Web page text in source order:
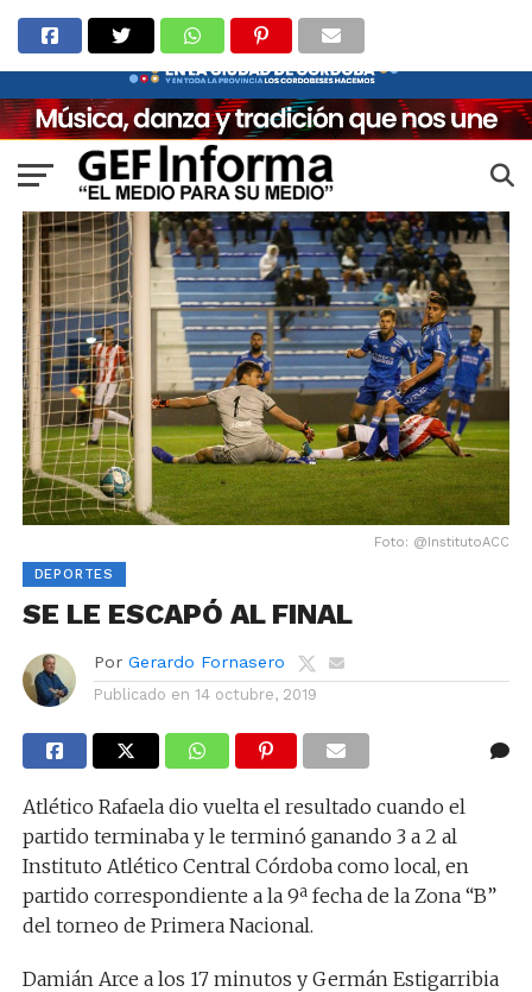
Foto: @InstitutoACC
DEPORTES
SE LE ESCAPÓ AL FINAL
Por Gerardo Fornasero
Publicado en 14 octubre, 2019
Atlético Rafaela dio vuelta el resultado cuando el
partido terminaba y le terminó ganando 3 a 2 al
Instituto Atlético Central Córdoba como local, en
partido correspondiente a la 9ª fecha de la Zona “B”
del torneo de Primera Nacional.
Damián Arce a los 17 minutos y Germán Estigarribia